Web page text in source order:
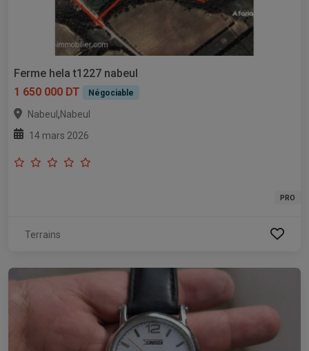
Ferme hela t1227 nabeul
1 650 000 DT
Négociable
Nabeul ,Nabeul
14 mars 2026
PRO
Terrains